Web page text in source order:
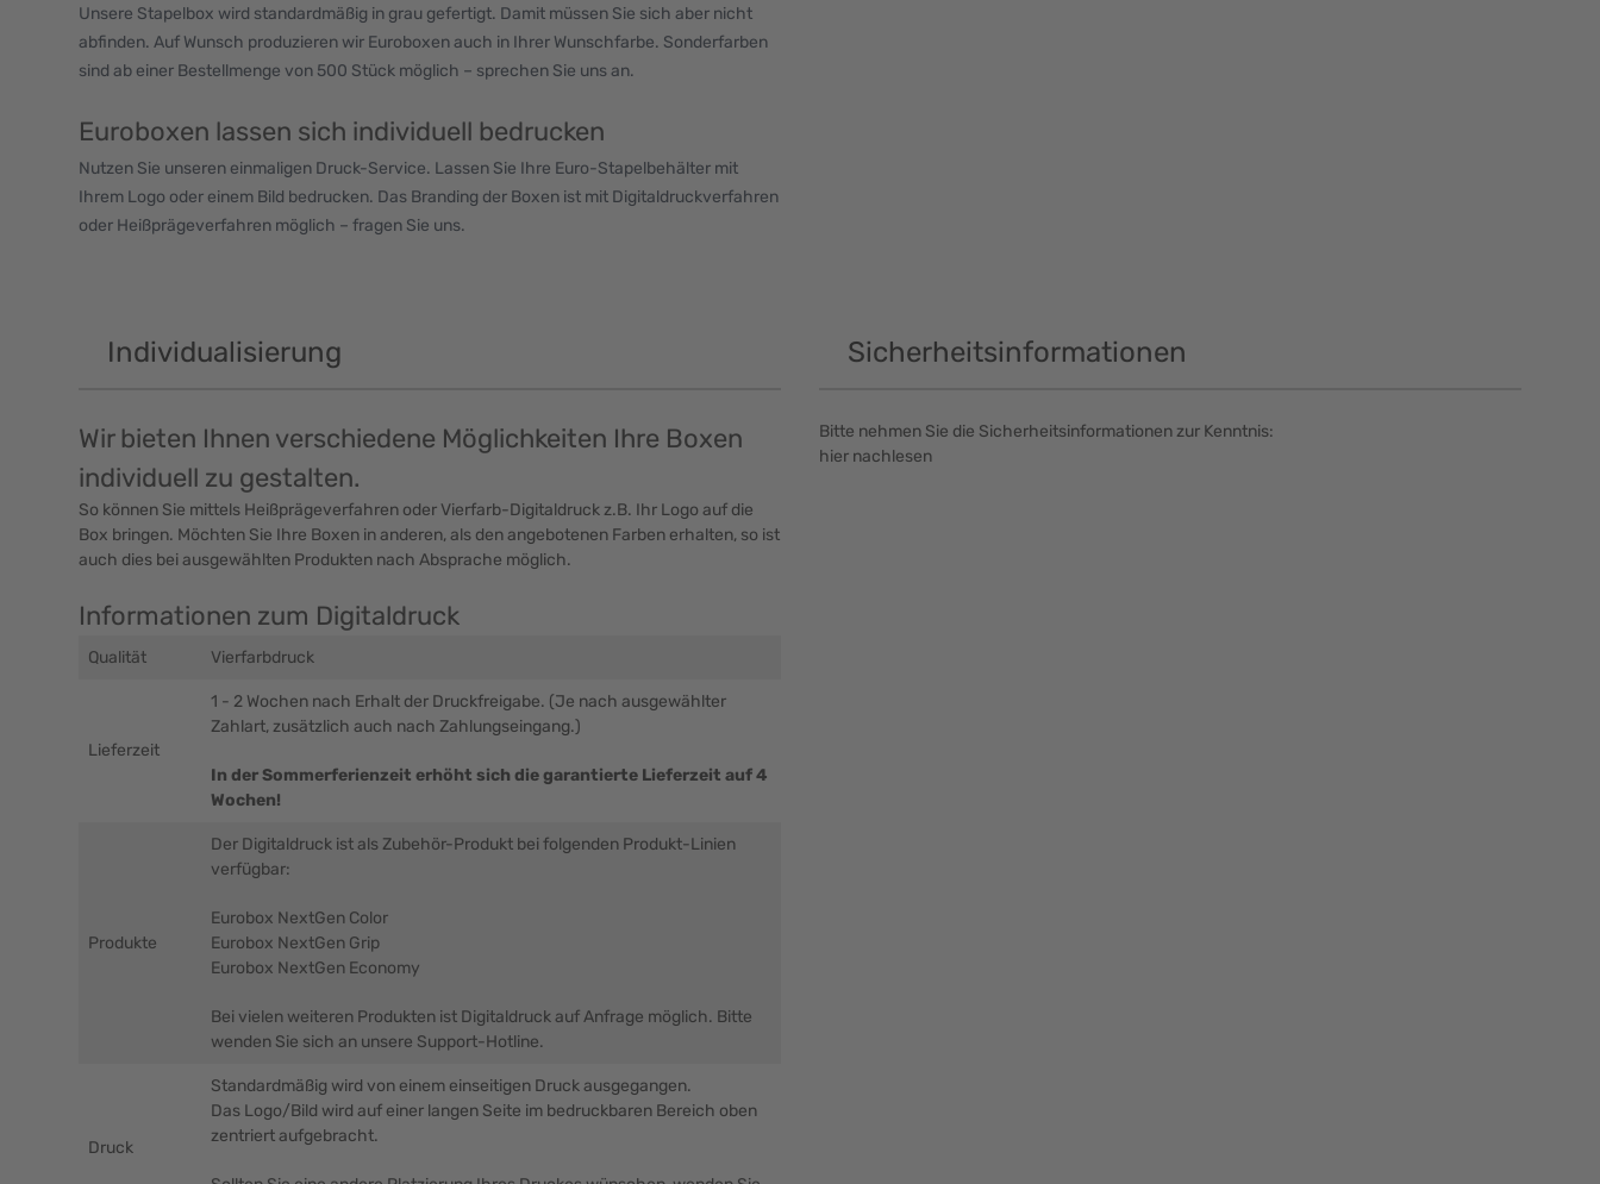
Unsere Stapelbox wird standardmäßig in grau gefertigt. Damit müssen Sie sich aber nicht
abfinden. Auf Wunsch produzieren wir Euroboxen auch in Ihrer Wunschfarbe. Sonderfarben
sind ab einer Bestellmenge von 500 Stück möglich – sprechen Sie uns an.
Euroboxen lassen sich individuell bedrucken
Nutzen Sie unseren einmaligen Druck-Service. Lassen Sie Ihre Euro-Stapelbehälter mit
Ihrem Logo oder einem Bild bedrucken. Das Branding der Boxen ist mit Digitaldruckverfahren
oder Heißprägeverfahren möglich – fragen Sie uns.
Individualisierung
Wir bieten Ihnen verschiedene Möglichkeiten Ihre Boxen
individuell zu gestalten.
So können Sie mittels Heißprägeverfahren oder Vierfarb-Digitaldruck z.B. Ihr Logo auf die
Box bringen. Möchten Sie Ihre Boxen in anderen, als den angebotenen Farben erhalten, so ist
auch dies bei ausgewählten Produkten nach Absprache möglich.
Informationen zum Digitaldruck
Qualität Vierfarbdruck
Lieferzeit
1 - 2 Wochen nach Erhalt der Druckfreigabe. (Je nach ausgewählter
Zahlart, zusätzlich auch nach Zahlungseingang.)
In der Sommerferienzeit erhöht sich die garantierte Lieferzeit auf 4
Wochen!
Produkte
Der Digitaldruck ist als Zubehör-Produkt bei folgenden Produkt-Linien
verfügbar:
Eurobox NextGen Color
Eurobox NextGen Grip
Eurobox NextGen Economy
Bei vielen weiteren Produkten ist Digitaldruck auf Anfrage möglich. Bitte
wenden Sie sich an unsere Support-Hotline.
Druck
Standardmäßig wird von einem einseitigen Druck ausgegangen.
Das Logo/Bild wird auf einer langen Seite im bedruckbaren Bereich oben
zentriert aufgebracht.
Sicherheitsinformationen
Bitte nehmen Sie die Sicherheitsinformationen zur Kenntnis:
hier nachlesen